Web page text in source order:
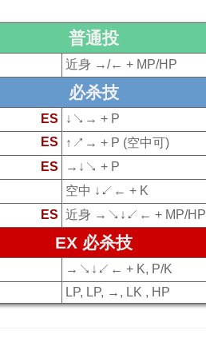
普通投
近身 →/← + MP/HP
必杀技
ES
↓↘→ + P
ES
↑↗→ + P (空中可)
ES
→↓↘ + P
空中 ↓↙← + K
ES 近身 →↘↓↙← + MP/HP
EX 必杀技
→↘↓↙← + K, P/K
LP, LP, →, LK , HP